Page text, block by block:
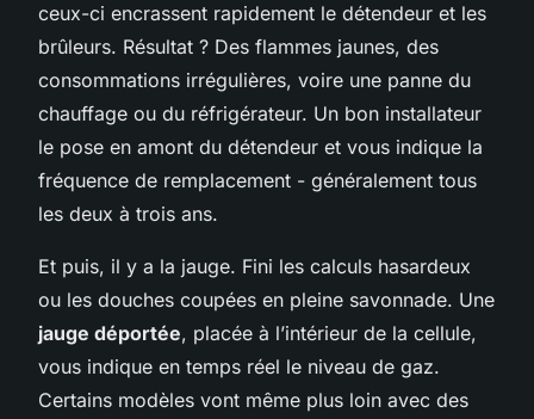
ceux-ci encrassent rapidement le détendeur et les
brûleurs. Résultat ? Des flammes jaunes, des
consommations irrégulières, voire une panne du
chauffage ou du réfrigérateur. Un bon installateur
le pose en amont du détendeur et vous indique la
fréquence de remplacement - généralement tous
les deux à trois ans.
Et puis, il y a la jauge. Fini les calculs hasardeux
ou les douches coupées en pleine savonnade. Une
jauge déportée, placée à l’intérieur de la cellule,
vous indique en temps réel le niveau de gaz.
Certains modèles vont même plus loin avec des